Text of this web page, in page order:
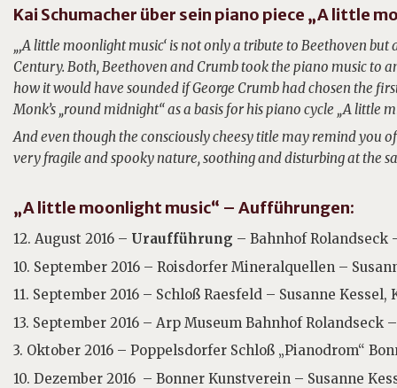
Kai Schumacher über sein piano piece „A little
„‚A little moonlight music‘ is not only a tribute to Beethoven
Century. Both, Beethoven and Crumb took the piano music to
how it would have sounded if George Crumb had chosen the
Monk’s „round midnight“ as a basis for his piano cycle „A little
And even though the consciously cheesy title may remind you
very fragile and spooky nature, soothing and disturbing at the
„A little moonlight music“ – Aufführungen:
12. August 2016 – Uraufführung – Bahnhof Rolandseck
10. September 2016 – Roisdorfer Mineralquellen –
11. September 2016 – Schloß Raesfeld – Susanne Kessel,
13. September 2016 – Arp Museum Bahnhof Rolandseck
3. Oktober 2016 – Poppelsdorfer Schloß „Pianodrom“
10. Dezember 2016 – Bonner Kunstverein – Susanne